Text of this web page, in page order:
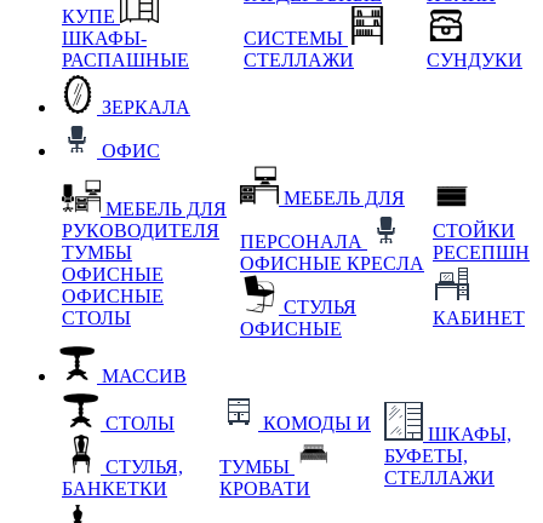
КУПЕ
ШКАФЫ-
РАСПАШНЫЕ
СИСТЕМЫ
СТЕЛЛАЖИ
СУНДУКИ
ЗЕРКАЛА
ОФИС
МЕБЕЛЬ ДЛЯ
РУКОВОДИТЕЛЯ
ТУМБЫ
ОФИСНЫЕ
ОФИСНЫЕ
СТОЛЫ
МЕБЕЛЬ ДЛЯ
ПЕРСОНАЛА
ОФИСНЫЕ КРЕСЛА
СТУЛЬЯ
ОФИСНЫЕ
СТОЙКИ
РЕСЕПШН
КАБИНЕТ
МАССИВ
СТОЛЫ
СТУЛЬЯ,
БАНКЕТКИ
КОМОДЫ И
ТУМБЫ
КРОВАТИ
ШКАФЫ,
БУФЕТЫ,
СТЕЛЛАЖИ